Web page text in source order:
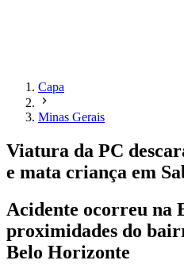
Capa
Minas Gerais
Viatura da PC
e mata criança em
Acidente ocorreu na
proximidades do
Belo Horizonte